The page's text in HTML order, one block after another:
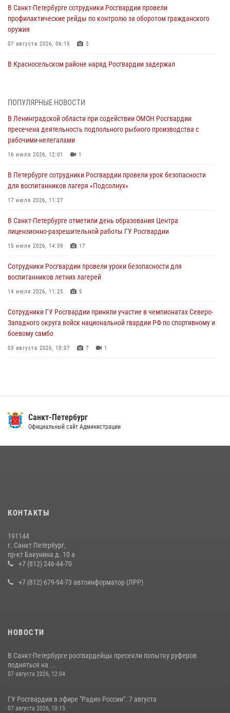
В Санкт-Петербурге сотрудники Росгвардии провели
профилактические рейды по контролю за оборотом гражданского
оружия
07 августа 2026, 06:15 3
В Красносельском районе наряд Росгвардии задержал
06 августа 2026, 13:39 1
В Центральном районе росгвардейцы оперативно задержали
хулигана, стрелявшего из пускового устройства рядом с жилыми
домами
06 августа 2026, 11:36
Сотрудники и военнослужащие Росгвардии обеспечили
правопорядок при проведении матча "Зенит" - "Балтика"
06 августа 2026, 07:30
В Выборгском районе наряд Росгвардии обнаружил
разыскиваемый преступный автотранспорт
05 августа 2026, 12:25 2
Петербургские росгвардейцы обнаружили объявленный в розыск
автомобиль, ранее использовавшийся при совершении кражи в
Ленобласти
ПОПУЛЯРНЫЕ НОВОСТИ
В Ленинградской области при содействии ОМОН Росгвардии
пресечена деятельность подпольного рыбного производства с
рабочими-нелегалами
16 июля 2026, 12:01 1
В Петербурге сотрудники Росгвардии провели урок безопасности
для воспитанников лагеря «Подсолнух»
17 июля 2026, 11:27
В Санкт-Петербурге отметили день образования Центра
лицензионно-разрешительной работы ГУ Росгвардии
15 июля 2026, 14:59 17
Сотрудники Росгвардии провели уроки безопасности для
воспитанников летних лагерей
14 июля 2026, 11:25 5
Сотрудники ГУ Росгвардии приняли участие в чемпионатах Северо-
Западного округа войск национальной гвардии РФ по спортивному и
боевому самбо
03 августа 2026, 10:07 7 1
В Красногвардейском районе росгвардейцы задержали хулигана,
угрожавшего мужчине пневматическим пистолетом
на III Международном петербургском цифровом форуме
В Ленобласти сотрудники Росгвардии провели встречу с
воспитанниками детского клуба «Умные каникулы»
Санкт-Петербург
Официальный сайт Администрации
КОНТАКТЫ
191144
г. Санкт Петербург,
пр-кт Бакунина д. 10 а
+7 (812) 246-44-70
+7 (812) 679-94-73 автоинформатор (ЛРР)
НОВОСТИ
В Санкт-Петербурге росгвардейцы пресекли попытку руферов
подняться на ...
07 августа 2026, 12:04
ГУ Росгвардии в эфире "Радио России". 7 августа
07 августа 2026, 10:15